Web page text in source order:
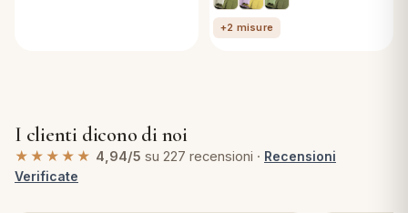
+2 misure
I clienti dicono di noi
★★★★★ 4,94/5 su 227 recensioni · Recensioni
Verificate